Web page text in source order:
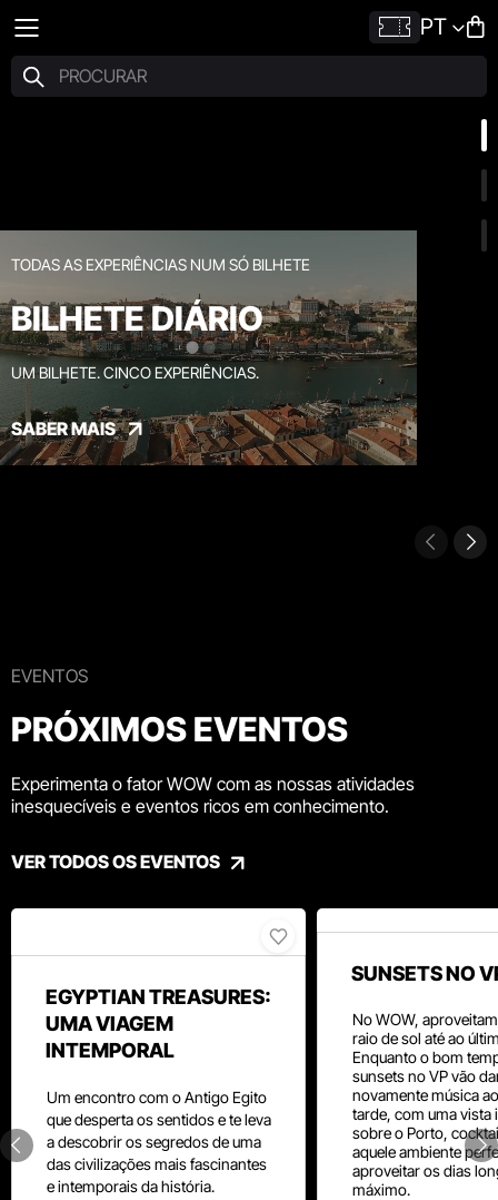
PT
TODAS AS EXPERIÊNCIAS NUM SÓ BILHETE
BILHETE DIÁRIO
UM BILHETE. CINCO EXPERIÊNCIAS.
SABER MAIS
EVENTOS
PRÓXIMOS EVENTOS
Experimenta o fator WOW com as nossas atividades
inesquecíveis e eventos ricos em conhecimento.
VER TODOS OS EVENTOS
EGYPTIAN TREASURES:
UMA VIAGEM
INTEMPORAL
Um encontro com oAntigo Egito
que desperta os sentidos e te leva
a descobrir os segredos de uma
das civilizações mais fascinantes
e intemporais da história.
SUNSETS NO
No WOW,
raio de sol até ao
Enquanto o bom
sunsets no VP vão
novamente música
tarde, com uma vista
sobre o Porto,
aquele ambiente
aproveitar os dias
máximo.